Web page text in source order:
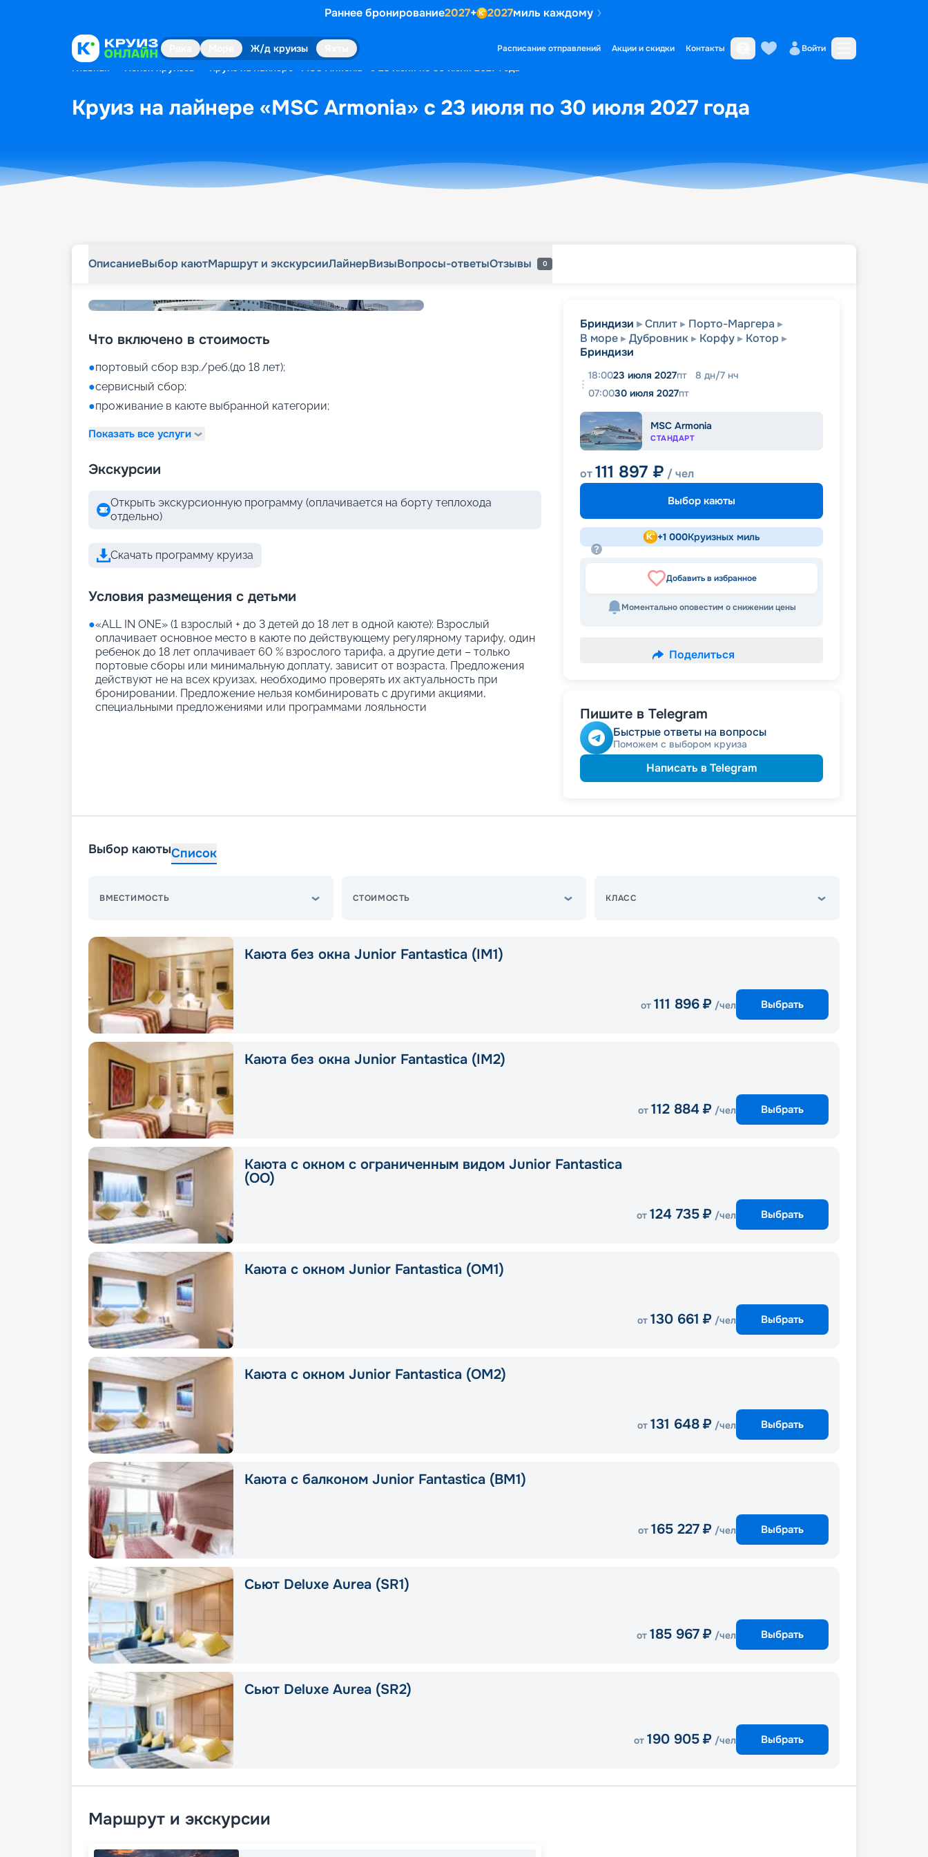
Раннее бронирование2027+ 2027миль каждому
Ж/д круизы Расписание отправлений Акции и скидки Контакты Войти
Главная Поиск круизов Круиз на лайнере «MSC Armonia» с 23 июля по 30 июля 2027 года
Круиз на лайнере «MSC Armonia» с 23 июля по 30 июля 2027 года
ОписаниеВыбор каютМаршрут и экскурсииЛайнерВизыВопросы-ответыОтзывы 0
Что включено в стоимость
●портовый сбор взр./реб.(до 18 лет);
●сервисный сбор;
●проживание в каюте выбранной категории;
Показать все услуги
Экскурсии
Открыть экскурсионную программу (оплачивается на борту теплохода
отдельно)
Скачать программу круиза
Условия размещения с детьми
●«АLL IN ONE» (1 взрослый + до 3 детей до 18 лет в одной каюте): Взрослый
оплачивает основное место в каюте по действующему регулярному тарифу, один
ребенок до 18 лет оплачивает 60 % взрослого тарифа, а другие дети – только
портовые сборы или минимальную доплату, зависит от возраста. Предложения
действуют не на всех круизах, необходимо проверять их актуальность при
бронировании. Предложение нельзя комбинировать с другими акциями,
специальными предложениями или программами лояльности
Бриндизи Сплит
Порто-Маргера
В море
Дубровник Корфу
Котор
Бриндизи
18:0023 июля 2027пт 8 дн/7 нч
07:0030 июля 2027пт
MSC Armonia
СТАНДАРТ
от111 897 ₽ / чел
Выбор каюты
+1 000Круизных миль
Добавить в избранное
Моментально оповестим о снижении цены
Поделиться
Пишите в Telegram
Быстрые ответы на вопросы
Поможем с выбором круиза
Написать в Telegram
Выбор каютыСписок
ВМЕСТИМОСТЬ СТОИМОСТЬ КЛАСС
Каюта без окна Junior Fantastica (IM1)
от 111 896 ₽ /чел Выбрать
Каюта без окна Junior Fantastica (IM2)
от 112 884 ₽ /чел Выбрать
Каюта с окном с ограниченным видом Junior Fantastica
(OO)
от 124 735 ₽ /чел Выбрать
Каюта с окном Junior Fantastica (OM1)
от 130 661 ₽ /чел Выбрать
Каюта с окном Junior Fantastica (OM2)
от 131 648 ₽ /чел Выбрать
Каюта с балконом Junior Fantastica (BM1)
от 165 227 ₽ /чел Выбрать
Сьют Deluxe Aurea (SR1)
от 185 967 ₽ /чел Выбрать
Сьют Deluxe Aurea (SR2)
от 190 905 ₽ /чел Выбрать
Маршрут и экскурсии